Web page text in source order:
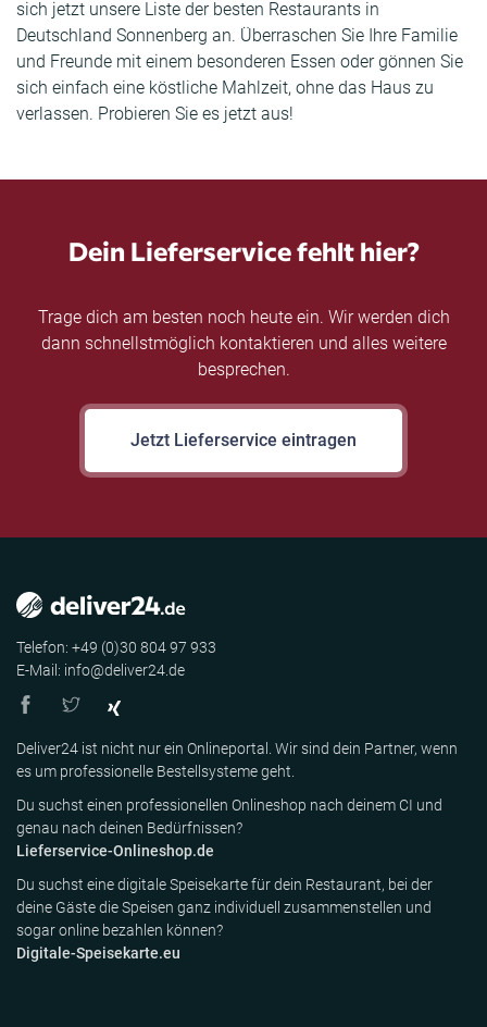
sich jetzt unsere Liste der besten Restaurants in
Deutschland Sonnenberg an. Überraschen Sie Ihre Familie
und Freunde mit einem besonderen Essen oder gönnen Sie
sich einfach eine köstliche Mahlzeit, ohne das Haus zu
verlassen. Probieren Sie es jetzt aus!
Dein Lieferservice fehlt hier?
Trage dich am besten noch heute ein. Wir werden dich
dann schnellstmöglich kontaktieren und alles weitere
besprechen.
Jetzt Lieferservice eintragen
Telefon: +49 (0)30 804 97 933
E-Mail: info@deliver24.de
Deliver24 ist nicht nur ein Onlineportal. Wir sind dein Partner, wenn
es um professionelle Bestellsysteme geht.
Du suchst einen professionellen Onlineshop nach deinem CI und
genau nach deinen Bedürfnissen?
Lieferservice-Onlineshop.de
Du suchst eine digitale Speisekarte für dein Restaurant, bei der
deine Gäste die Speisen ganz individuell zusammenstellen und
sogar online bezahlen können?
Digitale-Speisekarte.eu